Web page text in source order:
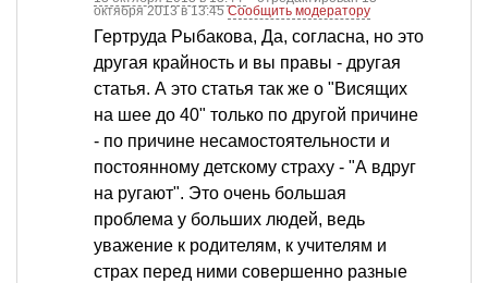
октября 2013 в 13:45Сообщить модератору
Гертруда Рыбакова, Да, согласна, но это
другая крайность и вы правы - другая
статья. А это статья так же о "Висящих
на шее до 40" только по другой причине
- по причине несамостоятельности и
постоянному детскому страху - "А вдруг
на ругают". Это очень большая
проблема у больших людей, ведь
уважение к родителям, к учителям и
страх перед ними совершенно разные